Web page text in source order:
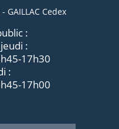
GAILLAC Cedex
:
:
17h30
:
17h00